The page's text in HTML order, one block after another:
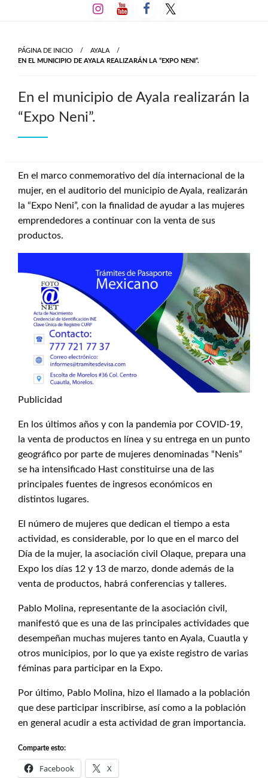
al
PÁGINA DE INICIO
AYALA
EN EL MUNICIPIO DE AYALA REALIZARÁN LA “EXPO NENI”.
En el municipio de Ayala realizarán la
“Expo Neni”.
En el marco conmemorativo del día internacional de la
mujer, en el auditorio del municipio de Ayala, realizarán
la “Expo Neni”, con la finalidad de ayudar a las mujeres
emprendedores a continuar con la venta de sus
productos.
Publicidad
En los últimos años y con la pandemia por COVID-19,
la venta de productos en línea y su entrega en un punto
geográfico por parte de mujeres denominadas “Nenis”
se ha intensificado Hast constituirse una de las
principales fuentes de ingresos económicos en
distintos lugares.
El número de mujeres que dedican el tiempo a esta
actividad, es considerable, por lo que en el marco del
Día de la mujer, la asociación civil Olaque, prepara una
Expo los días 12 y 13 de marzo, donde además de la
venta de productos, habrá conferencias y talleres.
Pablo Molina, representante de la asociación civil,
manifestó que es una de las principales actividades que
desempeñan muchas mujeres tanto en Ayala, Cuautla y
otros municipios, por lo que ya existe registro de varias
féminas para participar en la Expo.
Por último, Pablo Molina, hizo el llamado a la población
que dese participar inscribirse, así como a la población
en general acudir a esta actividad de gran importancia.
Comparte esto:
Facebook X